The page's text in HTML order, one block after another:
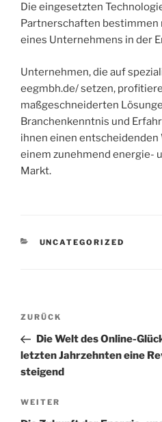
Die eingesetzten
Partnerschaften bestimmen
eines Unternehmens in der
Unternehmen, die auf
eegmbh.de/ setzen,
maßgeschneiderten
Branchenkenntnis und
ihnen einen
einem zunehmend energie-
Markt.
KATEGORIEN
UNCATEGORIZED
Beitragsnavigation
Vorheriger
Beitrag
ZURÜCK
Die Welt des Online-
letzten Jahrzehnten eine
steigend
Nächster
WEITER